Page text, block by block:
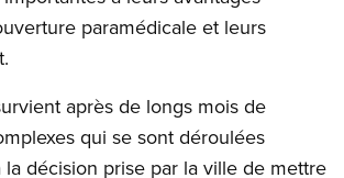
paramédicale et leurs
après de longs mois de
qui se sont déroulées
la décision prise par la ville de mettre